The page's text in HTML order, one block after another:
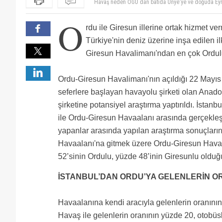
OGU ya engeller hala devam ediyor. Bırakında
Ne güzel, kendi yağıyla kavrulan bir havalimanı...
diğer havalimanlarını kullanmak zorunda
tarafından yaptırılmış. Herhalde Atatürk'ten
Samsun'a, Trabzon ve Samsun'dan Atatürk'e
gerekse uçuş sayısının artırılması (gerekiyorsa
İndirin biletleri 40 veya 50 TL ye o zaman görün
ondan dolayı otobüsü tercih ediyor eğer ki uçağa
alıyor yoksa otobüsü tercih ediyor.
Giresun ordu hava limanının açılması bölgemiz
benim düşüncem biket fiatlarının çok yüksek
aşşağı bilet yok.buda ekonomik olarak vatandaşı
indirim olması olasılığını gerçekleştirir.diğer özel
Yapın Sinop'tan Artvin'e kadar deniz üzeri
kafaya bu tarak...
Bir Ordulu olarak ve gurbette yasadigim halde
zaman acisindan avantajli.
Benim vergilerimin carcur edildigi bu limanla ilgili
O rdu ile Giresun illerine ortak hizmet
Türkiye'nin deniz üzerine inşa edilen
Giresun Havalimanı'ndan en çok
Ordu-Giresun Havalimanı'nın açıldığı 22
seferlere başlayan havayolu şirketi olan
şirketine potansiyel araştırma yaptırıldı.
ile Ordu-Giresun Havaalanı arasında
yapanlar arasında yapılan araştırma
Havaalanı'na gitmek üzere Ordu-Giresun
52’sinin Ordulu, yüzde 48’inin Giresunlu
İSTANBUL’DAN ORDU’YA GELENLERİN
Havaalanına kendi aracıyla gelenlerin
Havaş ile gelenlerin oranının yüzde 20,